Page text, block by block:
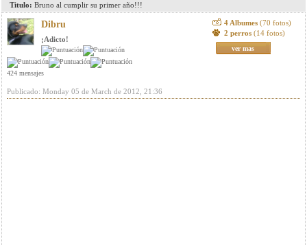
Titulo: Bruno al cumplir su primer año!!!
Dibru
¡Adicto!
424 mensajes
4 Albumes (70 fotos)
2 perros (14 fotos)
ver mas
Publicado: Monday 05 de March de 2012, 21:36